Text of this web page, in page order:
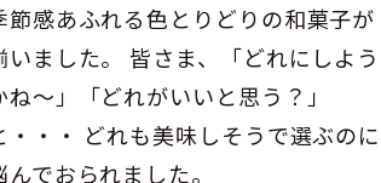
節感あふれる色とりどりの和菓子が
いました。 皆さま、「どれにしよう
ね～」「どれがいいと思う？」
・・・ どれも美味しそうで選ぶのに
んでおられました。